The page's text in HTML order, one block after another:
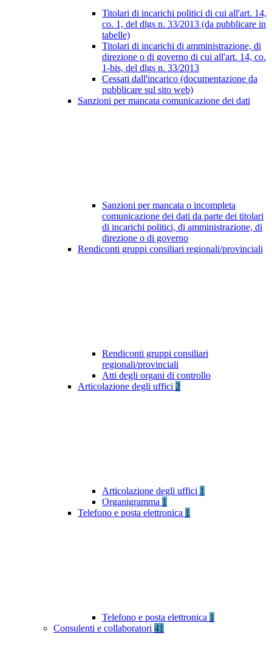
Titolari di incarichi politici di cui all'art. 14,
co. 1, del dlgs n. 33/2013 (da pubblicare in
tabelle)
Titolari di incarichi di amministrazione, di
direzione o di governo di cui all'art. 14, co.
1-bis, del dlgs n. 33/2013
Cessati dall'incarico (documentazione da
pubblicare sul sito web)
Sanzioni per mancata comunicazione dei dati
Sanzioni per mancata o incompleta
comunicazione dei dati da parte dei titolari
di incarichi politici, di amministrazione, di
direzione o di governo
Rendiconti gruppi consiliari regionali/provinciali
Rendiconti gruppi consiliari
regionali/provinciali
Atti degli organi di controllo
Articolazione degli uffici 2
Articolazione degli uffici 1
Organigramma 1
Telefono e posta elettronica 1
Telefono e posta elettronica 1
Consulenti e collaboratori 41